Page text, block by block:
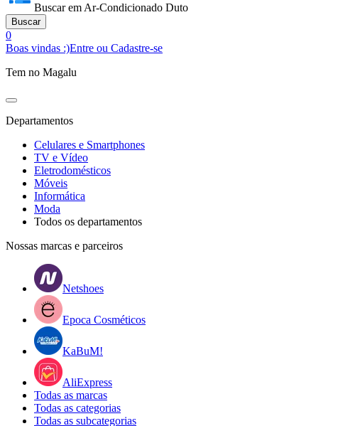
Buscar em Ar-Condicionado Duto
Buscar
0
Boas vindas :)Entre ou Cadastre-se
Tem no Magalu
Departamentos
Celulares e Smartphones
TV e Vídeo
Eletrodomésticos
Móveis
Informática
Moda
Todos os departamentos
Nossas marcas e parceiros
Netshoes
Epoca Cosméticos
KaBuM!
AliExpress
Todas as marcas
Todas as categorias
Todas as subcategorias